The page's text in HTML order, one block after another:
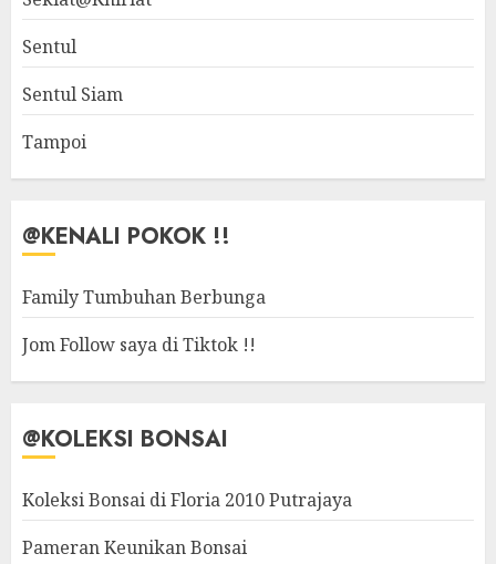
Sentul
Sentul Siam
Tampoi
@KENALI POKOK !!
Family Tumbuhan Berbunga
Jom Follow saya di Tiktok !!
@KOLEKSI BONSAI
Koleksi Bonsai di Floria 2010 Putrajaya
Pameran Keunikan Bonsai